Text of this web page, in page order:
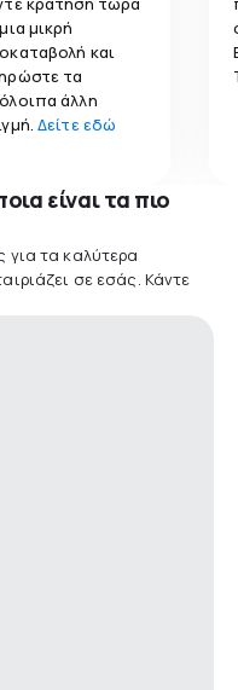
μικρή
και
τα
άλλη
Δείτε εδώ
είναι τα πιο
για τα καλύτερα
σε εσάς. Κάντε